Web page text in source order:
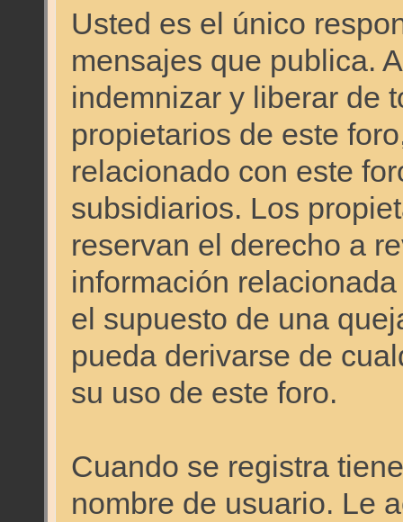
Usted es el único
mensajes que publica.
indemnizar y liberar de
propietarios de este
relacionado con este
subsidiarios. Los
reservan el derecho a
información
el supuesto de una
pueda derivarse de
su uso de este foro.
Cuando se registra
nombre de usuario. Le